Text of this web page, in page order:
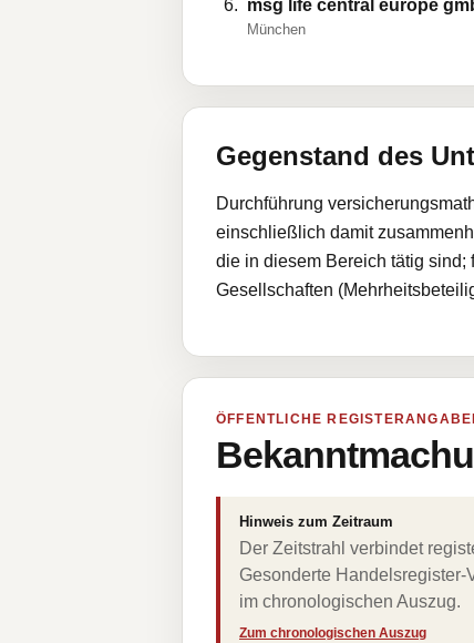
msg life central europe
München
Gegenstand des
Durchführung
einschließlich damit
die in diesem Bereich tätig sind;
Gesellschaften
ÖFFENTLICHE
Hinweis zum Zeitraum
Der Zeitstrahl verbindet
Gesonderte
im chronologischen Auszug.
Zum chronologischen Auszug